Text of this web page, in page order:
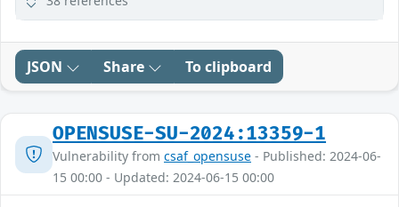
JSON Share To clipboard
OPENSUSE-SU-2024:13359-1
Vulnerability from csaf_opensuse - Published: 2024-06-
15 00:00 - Updated: 2024-06-15 00:00